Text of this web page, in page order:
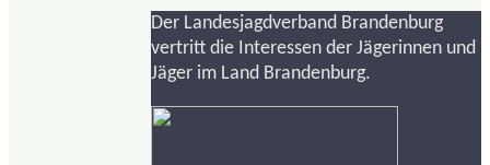
Der Landesjagdverband Brandenburg
vertritt die Interessen der Jägerinnen und
Jäger im Land Brandenburg.